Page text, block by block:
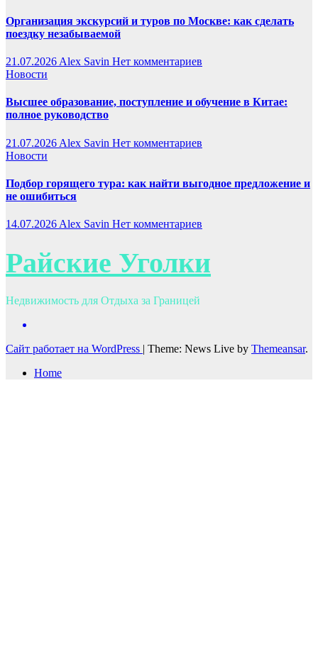
Организация экскурсий и туров по Москве: как сделать
поездку незабываемой
21.07.2026 Alex Savin Нет комментариев
Новости
Высшее образование, поступление и обучение в Китае:
полное руководство
21.07.2026 Alex Savin Нет комментариев
Новости
Подбор горящего тура: как найти выгодное предложение и
не ошибиться
14.07.2026 Alex Savin Нет комментариев
Райские Уголки
Недвижимость для Отдыха за Границей
Сайт работает на WordPress | Theme: News Live by Themeansar.
Home